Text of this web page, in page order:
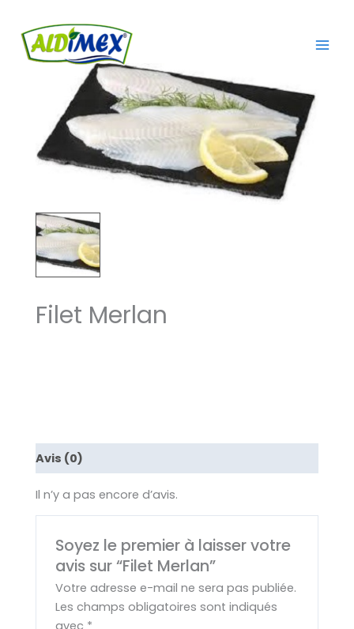
contenu
Filet Merlan
Avis (0)
Il n’y a pas encore d’avis.
Soyez le premier à laisser votre
avis sur “Filet Merlan”
Votre adresse e-mail ne sera pas publiée.
Les champs obligatoires sont indiqués
avec *